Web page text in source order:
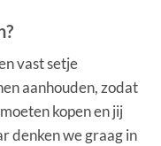
vast setje
aanhouden, zodat
kopen en jij
denken we graag in